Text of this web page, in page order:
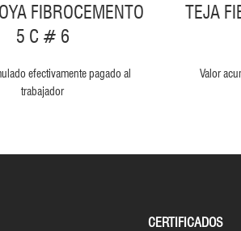
FIBROCEMENTO
5 C # 6
efectivamente pagado al
trabajador
TEJA
Valor
CERTIFICADOS